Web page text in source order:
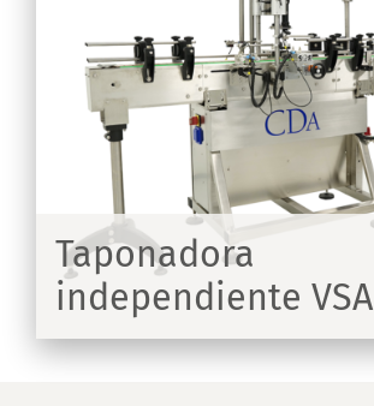
Taponadora
independiente VSA